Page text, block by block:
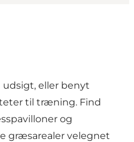
eller benyt
til træning. Find
og
græsarealer velegnet